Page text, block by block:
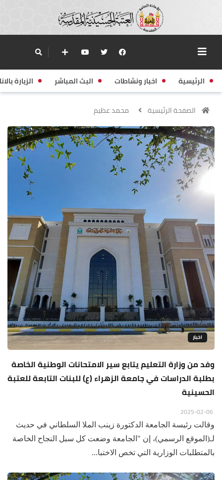
الرئيسية اخبار ونشاطات البث المباشر الزيارة
الصفحة الرئيسية محمد عظيم
اخبار
وفد من وزارة التعليم يتابع سير الامتحانات الوطنية الخاصة
بطلبة الدراسات في جامعة الزهراء (ع) للبنات التابعة للعتبة
الحسينية
وقالت رئيسة الجامعة الدكتورة زينب الملا السلطاني في حديث
لـ(الموقع الرسمي)، إن "الجامعة وضعت كل سبل النجاح الخاصة
بالمتطلبات الوزارية التي تخص الاختبا...